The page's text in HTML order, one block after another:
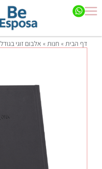
דף הבית» חנות» אלבום זוגי בגודל 30/80